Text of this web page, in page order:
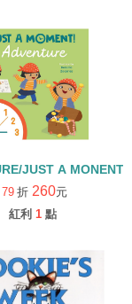
餓JUST A MONENT
79 折 260元
紅利 1 點